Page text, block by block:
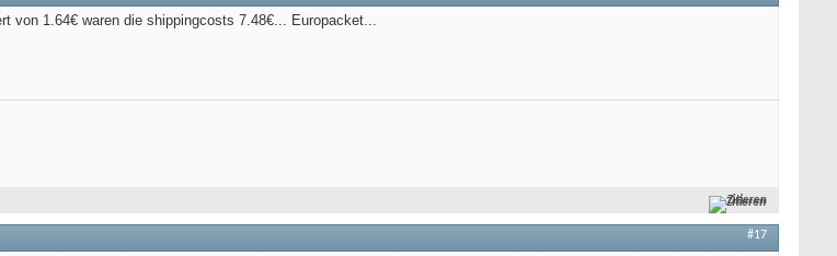
1.64€ waren die shippingcosts 7.48€... Europacket...
Zitieren
#17